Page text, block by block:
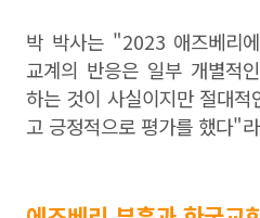
박 박사는 "2023 애즈베리
교계의 반응은 일부 개별적
하는 것이 사실이지만 절대
고 긍정적으로 평가를 했다"